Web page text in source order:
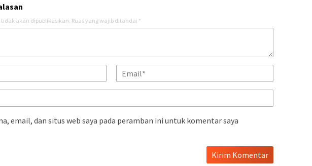
akan dipublikasikan. Ruas yang wajib ditandai *
email, dan situs web saya pada peramban ini untuk komentar saya